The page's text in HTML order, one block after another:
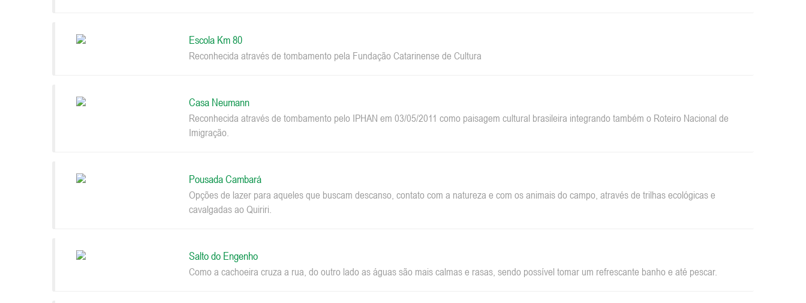
Escola Km 80
Reconhecida através de tombamento pela Fundação Catarinense de Cultura
Casa Neumann
Reconhecida através de tombamento pelo IPHAN em 03/05/2011 como paisagem cultural brasileira integrando também o Roteiro Nacional de
Imigração.
Pousada Cambará
Opções de lazer para aqueles que buscam descanso, contato com a natureza e com os animais do campo, através de trilhas ecológicas e
cavalgadas ao Quiriri.
Salto do Engenho
Como a cachoeira cruza a rua, do outro lado as águas são mais calmas e rasas, sendo possível tomar um refrescante banho e até pescar.